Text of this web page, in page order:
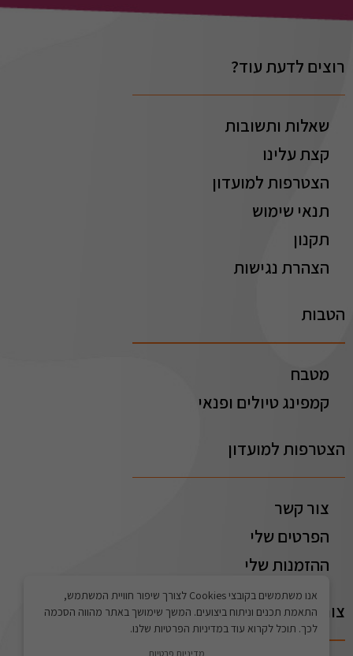
אנו משתמשים בקובצי Cookies לצורך שיפור חוויית המשתמש,
התאמת תכנים וניתוח ביצועים. המשך שימושך באתר מהווה הסכמה
לכך. תוכל לקרוא עוד במדיניות הפרטיות שלנו.
מדיניות פרטיות
רוצים לדעת עוד?
שאלות ותשובות
קצת עלינו
הצטרפות למועדון
תנאי שימוש
תקנון
הצהרת נגישות
הטבות
מטבח
קמפינג טיולים ופנאי
הצטרפות למועדון
צור קשר
הפרטים שלי
ההזמנות שלי
צור קשר